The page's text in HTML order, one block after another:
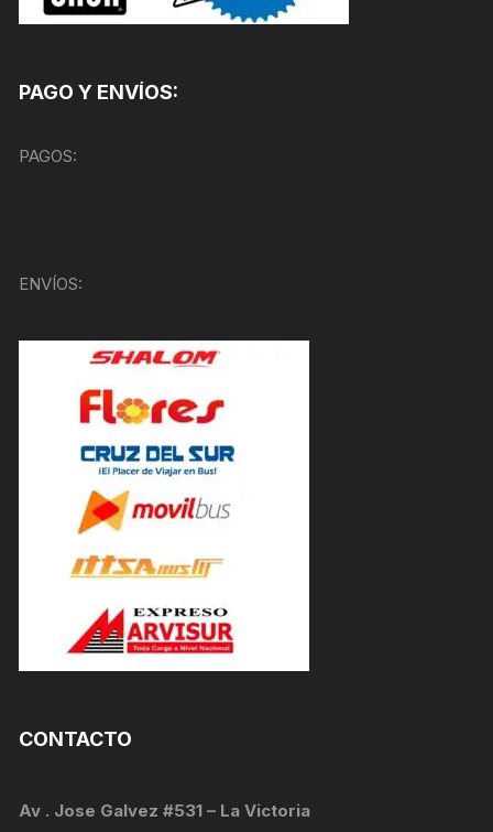
PAGO Y ENVÍOS:
PAGOS:
ENVÍOS:
CONTACTO
Av . Jose Galvez #531 – La Victoria